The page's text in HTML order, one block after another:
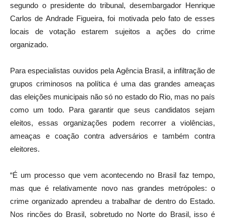
segundo o presidente do tribunal, desembargador Henrique
Carlos de Andrade Figueira, foi motivada pelo fato de esses
locais de votação estarem sujeitos a ações do crime
organizado.
Para especialistas ouvidos pela Agência Brasil, a infiltração de
grupos criminosos na política é uma das grandes ameaças
das eleições municipais não só no estado do Rio, mas no país
como um todo. Para garantir que seus candidatos sejam
eleitos, essas organizações podem recorrer a violências,
ameaças e coação contra adversários e também contra
eleitores.
“É um processo que vem acontecendo no Brasil faz tempo,
mas que é relativamente novo nas grandes metrópoles: o
crime organizado aprendeu a trabalhar de dentro do Estado.
Nos rincões do Brasil, sobretudo no Norte do Brasil, isso é